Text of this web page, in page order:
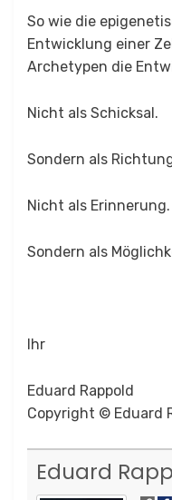
So wie die
Entwicklung einer
Archetypen die
Nicht als Schicksal.
Sondern als
Nicht als Erinnerung.
Sondern als
Ihr
Eduard Rappold
Copyright © Eduard
Eduard